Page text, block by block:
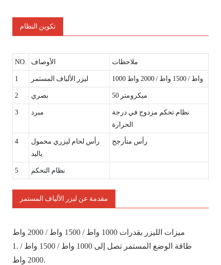
تكوين النظام
NO. الأوصاف ملاحظات
1 ليزر الألياف المستمر 1000 واط / 1500 واط / 2000 واط
2 بصري 50 ميكرومتر
3 مبرد
نظام تحكم مزدوج في درجة
الحرارة
4
رأس لحام ليزري محمول
باليد
رأس متأرجح
5 نظام التحكم
مقدمة عن ليزر الألياف المستمر
ميزات الليزر بقدرات 1000 واط / 1500 واط / 2000 واط
1. طاقة الوضع المستمر تصل إلى 1000 واط / 1500 واط /
2000 واط.